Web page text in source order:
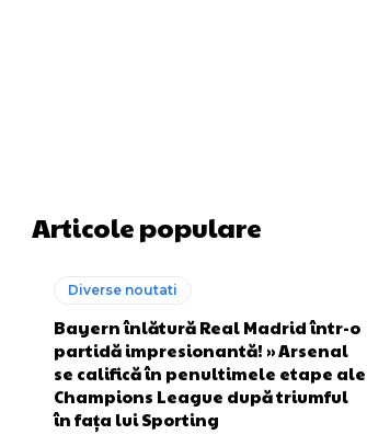
Articole populare
Diverse noutati
Bayern înlătură Real Madrid într-o
partidă impresionantă! » Arsenal
se califică în penultimele etape ale
Champions League după triumful
în fața lui Sporting